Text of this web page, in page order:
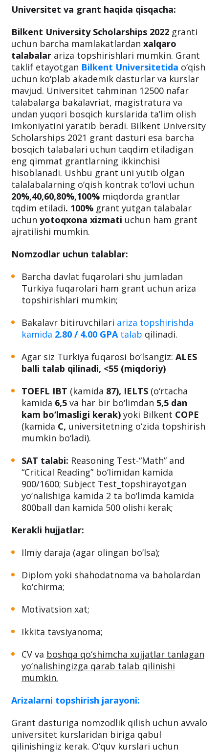
Universitet va grant haqida qisqacha:
Bilkent University Scholarships 2022 granti
uchun barcha mamlakatlardan xalqaro
talabalar ariza topshirishlari mumkin. Grant
taklif etayotgan Bilkent Universitetida o‘qish
uchun ko‘plab akademik dasturlar va kurslar
mavjud. Universitet tahminan 12500 nafar
talabalarga bakalavriat, magistratura va
undan yuqori bosqich kurslarida ta’lim olish
imkoniyatini yaratib beradi. Bilkent University
Scholarships 2021 grant dasturi esa barcha
bosqich talabalari uchun taqdim etiladigan
eng qimmat grantlarning ikkinchisi
hisoblanadi. Ushbu grant uni yutib olgan
talalabalarning o‘qish kontrak to‘lovi uchun
20%,40,60,80%,100% miqdorda grantlar
tqdim etiladi. 100% grant yutgan talabalar
uchun yotoqxona xizmati uchun ham grant
ajratilishi mumkin.
Nomzodlar uchun talablar:
Barcha davlat fuqarolari shu jumladan
Turkiya fuqarolari ham grant uchun ariza
topshirishlari mumkin;
Bakalavr bitiruvchilari ariza topshirishda
kamida 2.80 / 4.00 GPAtalab qilinadi.
Agar siz Turkiya fuqarosi bo‘lsangiz: ALES
balli talab qilinadi, <55 (miqdoriy)
TOEFL IBT (kamida 87), IELTS (o‘rtacha
kamida 6,5 va har bir bo‘limdan 5,5 dan
kam bo‘lmasligi kerak) yoki Bilkent COPE
(kamida C, universitetning o‘zida topshirish
mumkin bo‘ladi).
SAT talabi: Reasoning Test-“Math” and
“Critical Reading” bo‘limidan kamida
900/1600; Subject Test_topshirayotgan
yo‘nalishiga kamida 2 ta bo‘limda kamida
800ball dan kamida 500 olishi kerak;
Kerakli hujjatlar:
Ilmiy daraja (agar olingan bo‘lsa);
Diplom yoki shahodatnoma va baholardan
ko‘chirma;
Motivatsion xat;
Ikkita tavsiyanoma;
CV va boshqa qo‘shimcha xujjatlar tanlagan
yo‘nalishingizga qarab talab qilinishi
mumkin.
Arizalarni topshirish jarayoni:
Grant dasturiga nomzodlik qilish uchun avvalo
universitet kurslaridan biriga qabul
qilinishingiz kerak. O‘quv kurslari uchun